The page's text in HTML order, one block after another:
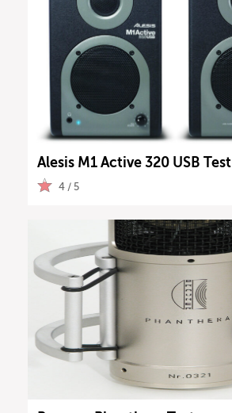
Alesis M1 Active 320 USB Test
4 / 5